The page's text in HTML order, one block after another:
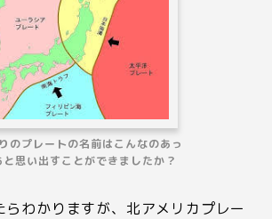
のプレートの名前はこんなのあっ
と思い出すことができましたか？
らわかりますが、北アメリカプレー